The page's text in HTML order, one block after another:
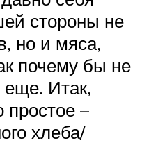
стороны не
но и мяса,
почему бы не
еще. Итак,
простое –
хлеба/